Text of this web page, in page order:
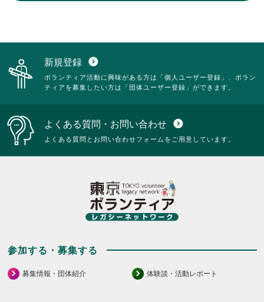
新規登録 expand_circle_down
ボランティア活動に興味がある方は「個人ユーザー登録」、ボラン
ティアを募集したい方は「団体ユーザー登録」ができます。
よくある質問・お問い合わせ expand_circle_down
よくある質問とお問い合わせフォームをご用意しています。
参加する・募集する
募集情報・団体紹介 体験談・活動レポート